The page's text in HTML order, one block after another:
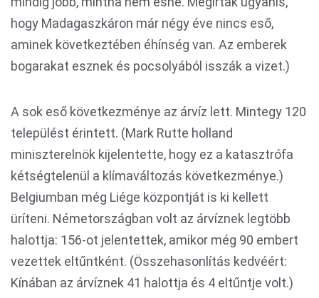
hogy Madagaszkáron már négy éve nincs eső,
aminek következtében éhínség van. Az emberek
bogarakat esznek és pocsolyából isszák a vizet.)
A sok eső következménye az árvíz lett. Mintegy 120
települést érintett. (Mark Rutte holland
miniszterelnök kijelentette, hogy ez a katasztrófa
kétségtelenül a klímaváltozás következménye.)
Belgiumban még Liége központját is ki kellett
üríteni. Németországban volt az árvíznek legtöbb
halottja: 156-ot jelentettek, amikor még 90 embert
vezettek eltűntként. (Összehasonlítás kedvéért:
Kínában az árvíznek 41 halottja és 4 eltűntje volt.)